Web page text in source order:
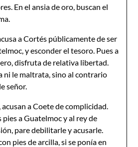
En el ansia de oro, buscan el
a Cortés públicamente de ser
y esconder el tesoro. Pues a
disfruta de relativa libertad.
ni le maltrata, sino al contrario
señor.
a Coete de complicidad.
a Guatelmoc y al rey de
pare debilitarle y acusarle.
pies de arcilla, si se ponía en